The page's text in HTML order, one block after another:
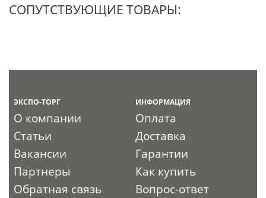
СОПУТСТВУЮЩИЕ ТОВАРЫ:
ЭКСПО-ТОРГ
О компании
Статьи
Вакансии
Партнеры
Обратная связь
ИНФОРМАЦИЯ
Оплата
Доставка
Гарантии
Как купить
Вопрос-ответ